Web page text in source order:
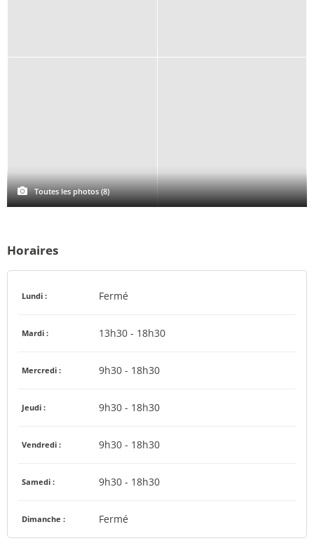
Toutes les photos (8)
Horaires
Lundi : Fermé
Mardi : 13h30 - 18h30
Mercredi : 9h30 - 18h30
Jeudi : 9h30 - 18h30
Vendredi : 9h30 - 18h30
Samedi : 9h30 - 18h30
Dimanche : Fermé